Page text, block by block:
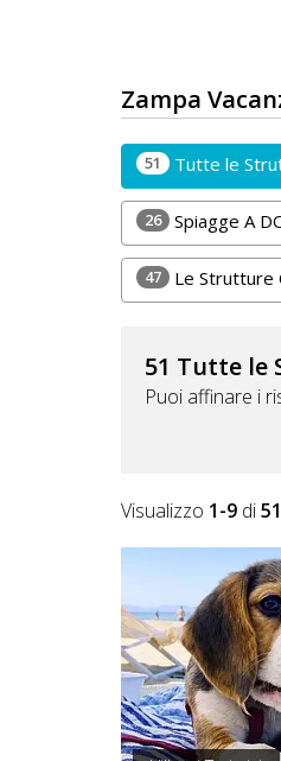
CHIEDI
CODICE
SCONTO
Tutorial
Inserisci
Attività
Zampa
51 Tutte le
26 Spiagge A
47 Le Strutture
51 Tutte
Puoi affinare i
Visualizzo 1-9 di51